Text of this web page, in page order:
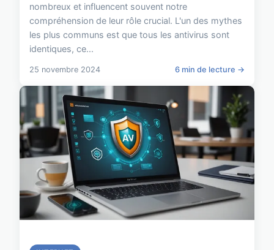
nombreux et influencent souvent notre
compréhension de leur rôle crucial. L'un des mythes
les plus communs est que tous les antivirus sont
identiques, ce...
25 novembre 2024 6 min de lecture →